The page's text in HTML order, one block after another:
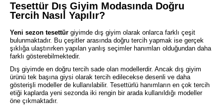
Tesettür Dış Giyim Modasında Doğru
Tercih Nasıl Yapılır?
Yeni sezon tesettür giyimde dış giyim olarak onlarca farklı çeşit
bulunmaktadır. Bu çeşitler arasında doğru tercih yapmak ise gerçek
şıklığa ulaştırırken yapılan yanlış seçimler hanımları olduğundan daha
farklı gösterebilmektedir.
Dış giyimde en doğru tercih sade olan modellerdir. Ancak dış giyim
ürünü tek başına giysi olarak tercih edilecekse desenli ve daha
gösterişli modeller de kullanılabilir. Tesettürlü hanımların en çok tercih
etiği kaplarda yeni sezonda iki rengin bir arada kullanıldığı modeller
öne çıkmaktadır.